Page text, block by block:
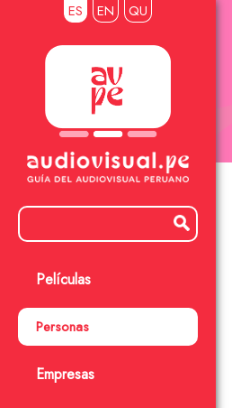
ES EN QU
Películas
Personas
Empresas